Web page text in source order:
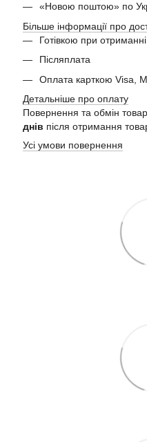
«Новою поштою» по
Більше інформації про
Готівкою при отриманні
Післяплата
Оплата карткою Visa,
Детальніше про оплату
Повернення та обмін
днів після отримання
Усі умови повернення